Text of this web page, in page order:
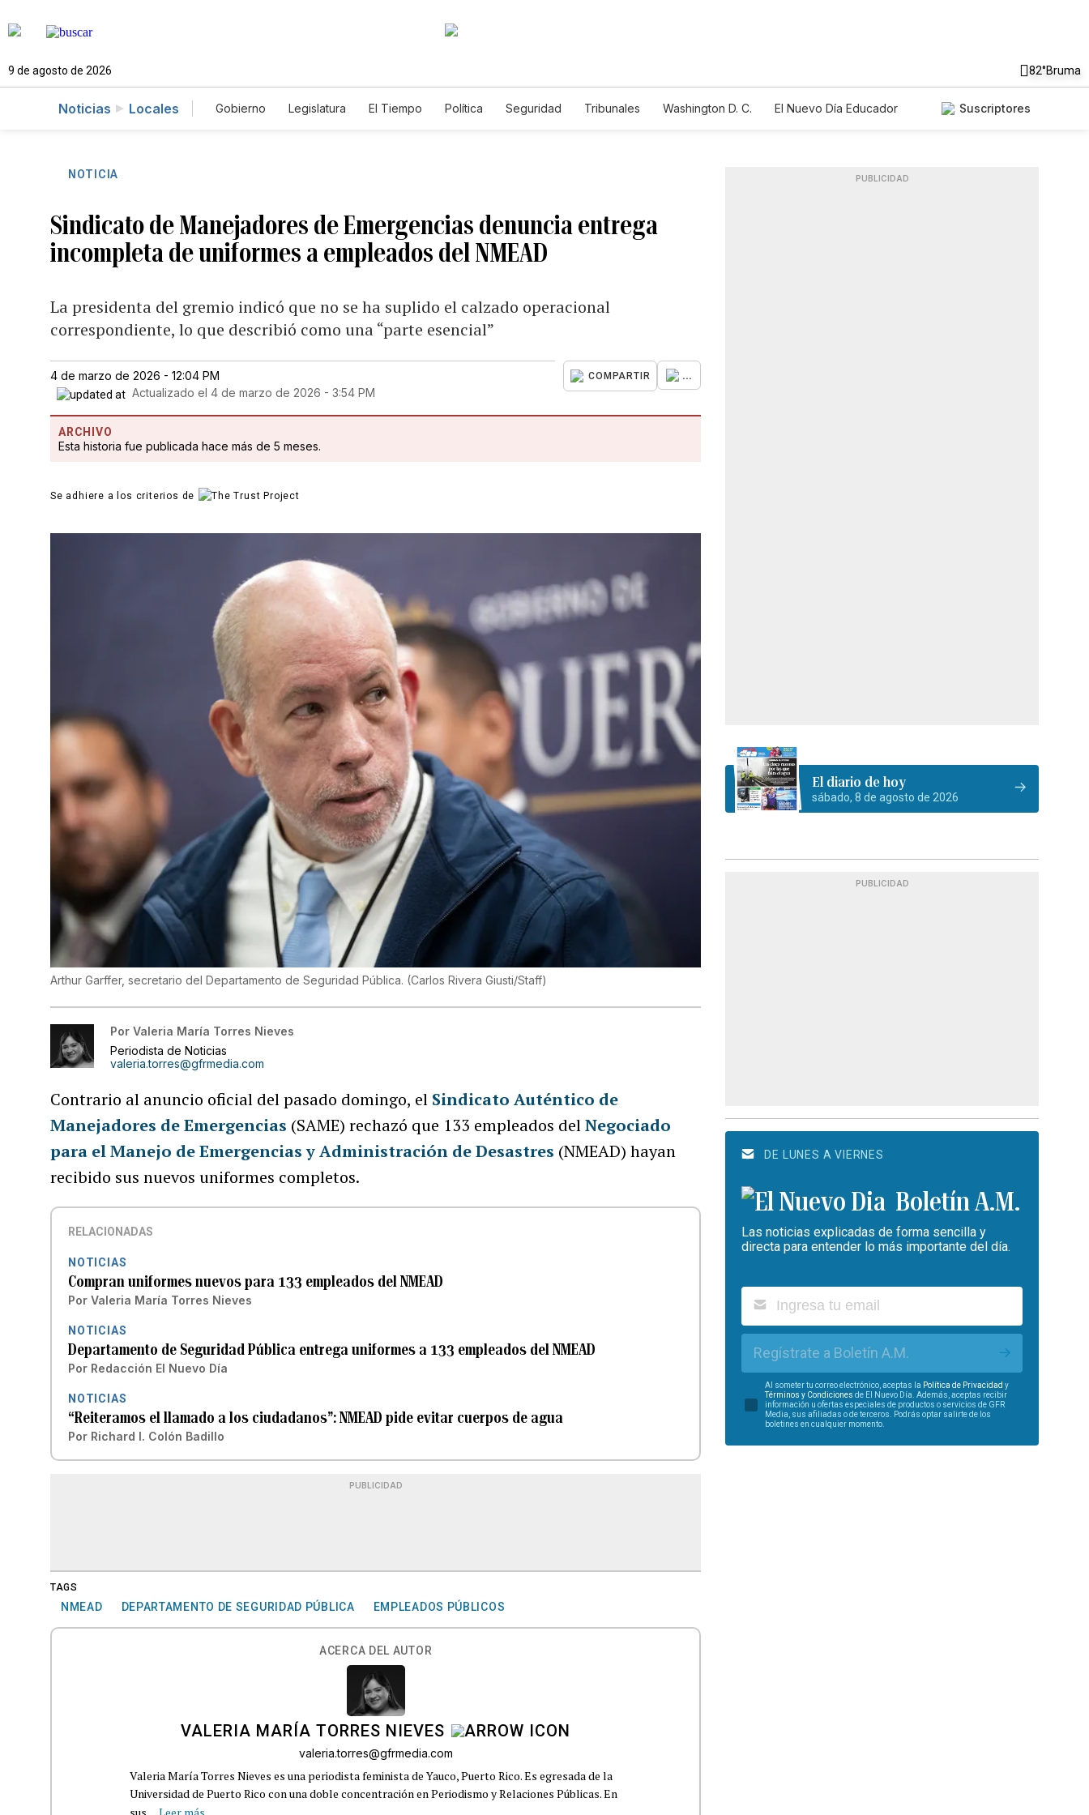
9 de agosto de 2026 82°Bruma
Noticias Locales Gobierno Legislatura El Tiempo Política Seguridad Tribunales Washington D. C.
El Nuevo Día Educador
Suscriptores
NOTICIA
Sindicato de Manejadores de Emergencias denuncia entrega
incompleta de uniformes a empleados del NMEAD
La presidenta del gremio indicó que no se ha suplido el calzado operacional
correspondiente, lo que describió como una “parte esencial”
4 de marzo de 2026 - 12:04 PM
Actualizado el4 de marzo de 2026 - 3:54 PM
COMPARTIR ...
ARCHIVO
Esta historia fue publicada hace más de 5 meses.
Se adhiere a los criterios de
Arthur Garffer, secretario del Departamento de Seguridad Pública. (Carlos Rivera Giusti/Staff)
Por Valeria María Torres Nieves
Periodista de Noticias
valeria.torres@gfrmedia.com
Contrario al anuncio oficial del pasado domingo, el Sindicato Auténtico de
Manejadores de Emergencias (SAME) rechazó que 133 empleados delNegociado
para el Manejo de Emergencias y Administración de Desastres (NMEAD) hayan
recibido sus nuevos uniformes completos.
RELACIONADAS
NOTICIAS
Compran uniformes nuevos para 133 empleados del NMEAD
Por Valeria María Torres Nieves
NOTICIAS
Departamento de Seguridad Pública entrega uniformes a 133 empleados del NMEAD
Por Redacción El Nuevo Día
NOTICIAS
“Reiteramos el llamado a los ciudadanos”: NMEAD pide evitar cuerpos de agua
Por Richard I. Colón Badillo
PUBLICIDAD
TAGS
NMEAD DEPARTAMENTO DE SEGURIDAD PÚBLICA EMPLEADOS PÚBLICOS
ACERCA DEL AUTOR
VALERIA MARÍA TORRES NIEVES
valeria.torres@gfrmedia.com
Valeria María Torres Nieves es una periodista feminista de Yauco, Puerto Rico. Es egresada de la
Universidad de Puerto Rico con una doble concentración en Periodismo y Relaciones Públicas. En
sus...
Leer más
PUBLICIDAD
El diario de hoy
sábado, 8 de agosto de 2026
PUBLICIDAD
DE LUNES A VIERNES
Boletín A.M.
Las noticias explicadas de forma sencilla y
directa para entender lo más importante del día.
Regístrate a Boletín A.M.
Al someter tu correo electrónico, aceptas la Política de Privacidad y
Términos y Condiciones de El Nuevo Día. Además, aceptas recibir
información u ofertas especiales de productos o servicios de GFR
Media, sus afiliadas o de terceros. Podrás optar salirte de los
boletines en cualquier momento.